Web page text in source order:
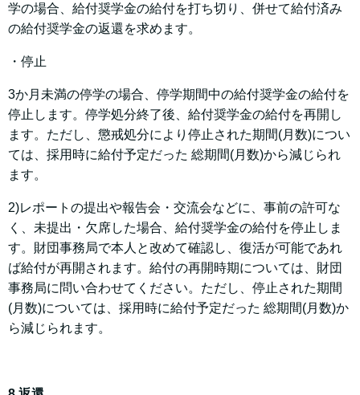
学の場合、給付奨学金の給付を打ち切り、併せて給付済み
の給付奨学金の返還を求めます。
・停止
3か月未満の停学の場合、停学期間中の給付奨学金の給付を
停止します。停学処分終了後、給付奨学金の給付を再開し
ます。ただし、懲戒処分により停止された期間(月数)につい
ては、採用時に給付予定だった 総期間(月数)から減じられ
ます。
2)レポートの提出や報告会・交流会などに、事前の許可な
く、未提出・欠席した場合、給付奨学金の給付を停止しま
す。財団事務局で本人と改めて確認し、復活が可能であれ
ば給付が再開されます。給付の再開時期については、財団
事務局に問い合わせてください。ただし、停止された期間
(月数)については、採用時に給付予定だった 総期間(月数)か
ら減じられます。